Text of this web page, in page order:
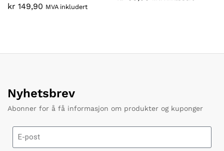
kr 149,90 MVA inkludert
Nyhetsbrev
Abonner for å få informasjon om produkter og kuponger